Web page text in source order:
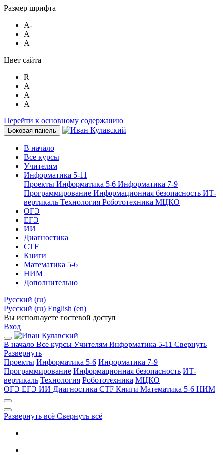
Размер шрифта
A-
A
A+
Цвет сайта
R
A
A
A
Перейти к основному содержанию
Боковая панель
В начало
Все курсы
Учителям
Информатика 5-11
Проекты Информатика 5-6 Информатика 7-9
Программирование Информационная безопасность ИТ-
вертикаль Технология Робототехника МЦКО
ОГЭ
ЕГЭ
ИИ
Диагностика
CTF
Книги
Математика 5-6
НИМ
Дополнительно
Русский ‎(ru)‎
Русский ‎(ru)‎ English ‎(en)‎
Вы используете гостевой доступ
Вход
В начало Все курсы Учителям Информатика 5-11 Свернуть
Развернуть
Проекты Информатика 5-6 Информатика 7-9
Программирование Информационная безопасность ИТ-
вертикаль Технология Робототехника МЦКО
ОГЭ ЕГЭ ИИ Диагностика CTF Книги Математика 5-6 НИМ
Развернуть всё Свернуть всё